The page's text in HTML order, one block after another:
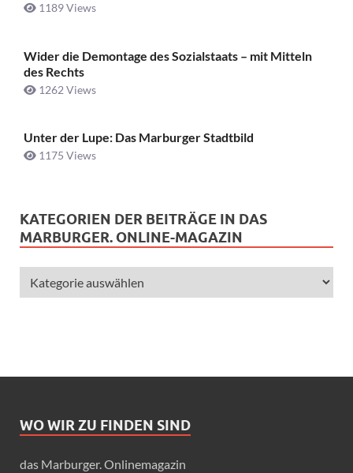
1189 Views
Wider die Demontage des Sozialstaats – mit Mitteln
des Rechts
1262 Views
Unter der Lupe: Das Marburger Stadtbild
1175 Views
KATEGORIEN DER BEITRÄGE IN DAS
MARBURGER. ONLINE-MAGAZIN
WO WIR ZU FINDEN SIND
das Marburger. Onlinemagazin